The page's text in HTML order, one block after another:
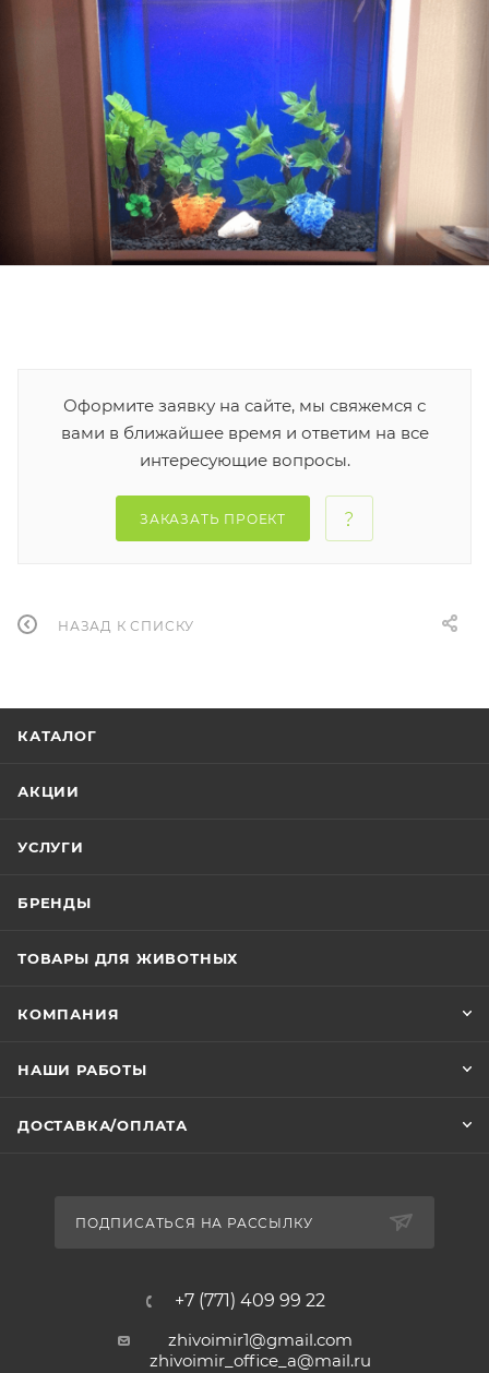
Оформите заявку на сайте, мы свяжемся с
вами в ближайшее время и ответим на все
интересующие вопросы.
ЗАКАЗАТЬ ПРОЕКТ
НАЗАД К СПИСКУ
КАТАЛОГ
АКЦИИ
УСЛУГИ
БРЕНДЫ
ТОВАРЫ ДЛЯ ЖИВОТНЫХ
КОМПАНИЯ
НАШИ РАБОТЫ
ДОСТАВКА/ОПЛАТА
ПОДПИСАТЬСЯ НА РАССЫЛКУ
+7 (771) 409 99 22
zhivoimir1@gmail.com
zhivoimir_office_a@mail.ru